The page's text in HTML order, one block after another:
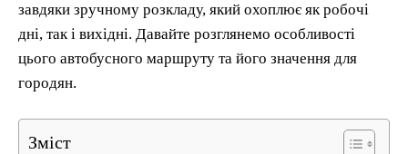
завдяки зручному розкладу, який охоплює як робочі
дні, так і вихідні. Давайте розглянемо особливості
цього автобусного маршруту та його значення для
городян.
Зміст